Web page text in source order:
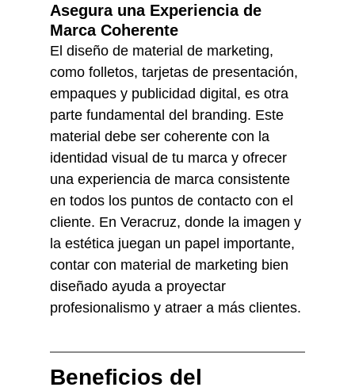
Asegura una Experiencia de
Marca Coherente
El diseño de material de marketing,
como folletos, tarjetas de presentación,
empaques y publicidad digital, es otra
parte fundamental del branding. Este
material debe ser coherente con la
identidad visual de tu marca y ofrecer
una experiencia de marca consistente
en todos los puntos de contacto con el
cliente. En Veracruz, donde la imagen y
la estética juegan un papel importante,
contar con material de marketing bien
diseñado ayuda a proyectar
profesionalismo y atraer a más clientes.
Beneficios del